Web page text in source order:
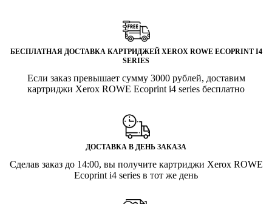
БЕСПЛАТНАЯ ДОСТАВКА КАРТРИДЖЕЙ XEROX ROWE ECOPRINT I4
SERIES
Если заказ превышает сумму 3000 рублей, доставим
картриджи Xerox ROWE Ecoprint i4 series бесплатно
ДОСТАВКА В ДЕНЬ ЗАКАЗА
Сделав заказ до 14:00, вы получите картриджи Xerox ROWE
Ecoprint i4 series в тот же день